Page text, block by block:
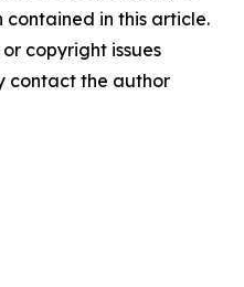
in this article.
copyright issues
contact the author